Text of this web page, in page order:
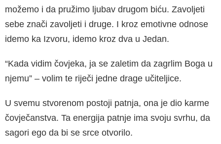
možemo i da pružimo ljubav dru­gom biću. Zavoljeti
sebe znači zavoljeti i druge. I kroz emotivne odnose
idemo ka Izvoru, ide­mo kroz dva u Jedan.
“Kada vidim čovjeka, ja se zaletim da zagrlim Boga u
njemu” – volim te riječi jedne drage učiteljice.
U svemu stvorenom postoji patnja, ona je dio karme
čovječanstva. Ta energija patnje ima svoju svrhu, da
sagori ego da bi se srce otvo­rilo.